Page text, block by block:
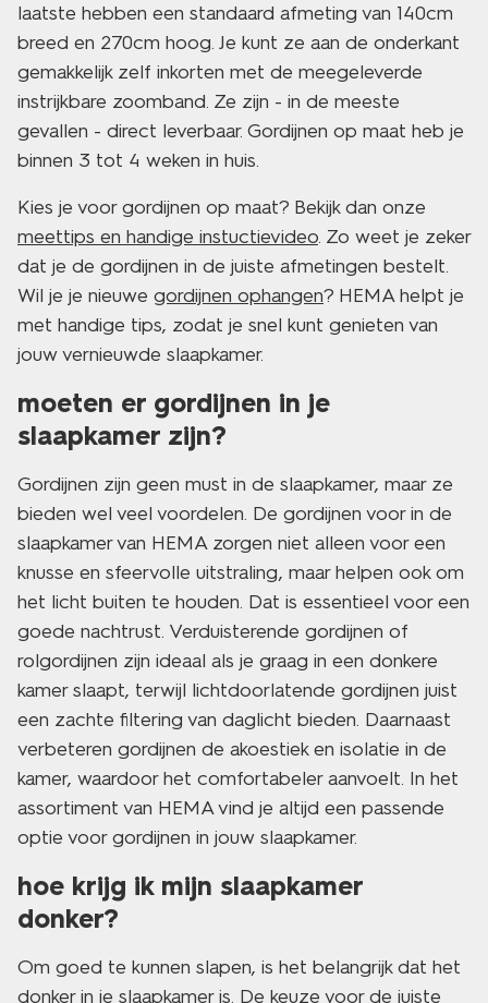
laatste hebben een standaard afmeting van 140cm
breed en 270cm hoog. Je kunt ze aan de onderkant
gemakkelijk zelf inkorten met de meegeleverde
instrijkbare zoomband. Ze zijn - in de meeste
gevallen - direct leverbaar. Gordijnen op maat heb je
binnen 3 tot 4 weken in huis.
Kies je voor gordijnen op maat? Bekijk dan onze
meettips en handige instuctievideo. Zo weet je zeker
dat je de gordijnen in de juiste afmetingen bestelt.
Wil je je nieuwe gordijnen ophangen? HEMA helpt je
met handige tips, zodat je snel kunt genieten van
jouw vernieuwde slaapkamer.
moeten er gordijnen in je
slaapkamer zijn?
Gordijnen zijn geen must in de slaapkamer, maar ze
bieden wel veel voordelen. De gordijnen voor in de
slaapkamer van HEMA zorgen niet alleen voor een
knusse en sfeervolle uitstraling, maar helpen ook om
het licht buiten te houden. Dat is essentieel voor een
goede nachtrust. Verduisterende gordijnen of
rolgordijnen zijn ideaal als je graag in een donkere
kamer slaapt, terwijl lichtdoorlatende gordijnen juist
een zachte filtering van daglicht bieden. Daarnaast
verbeteren gordijnen de akoestiek en isolatie in de
kamer, waardoor het comfortabeler aanvoelt. In het
assortiment van HEMA vind je altijd een passende
optie voor gordijnen in jouw slaapkamer.
hoe krijg ik mijn slaapkamer
donker?
Om goed te kunnen slapen, is het belangrijk dat het
donker in je slaapkamer is. De keuze voor de juiste